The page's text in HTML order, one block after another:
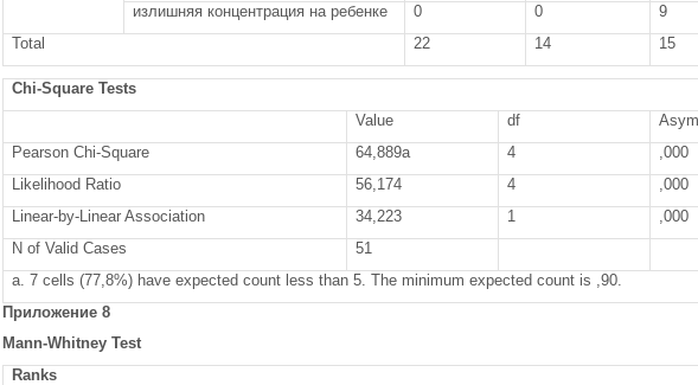
излишняя концентрация на ребенке
0 0 9
Total
22 14 15
Chi-Square Tests
Value
df
Pearson Chi-Square
64,889a 4
,000
Likelihood Ratio
56,174 4
,000
Linear-by-Linear Association
34,223 1
,000
N of Valid Cases
51
a. 7 cells (77,8%) have expected count less than 5. The minimum expected count is ,90.
Приложение 8
Mann-Whitney Test
Ranks